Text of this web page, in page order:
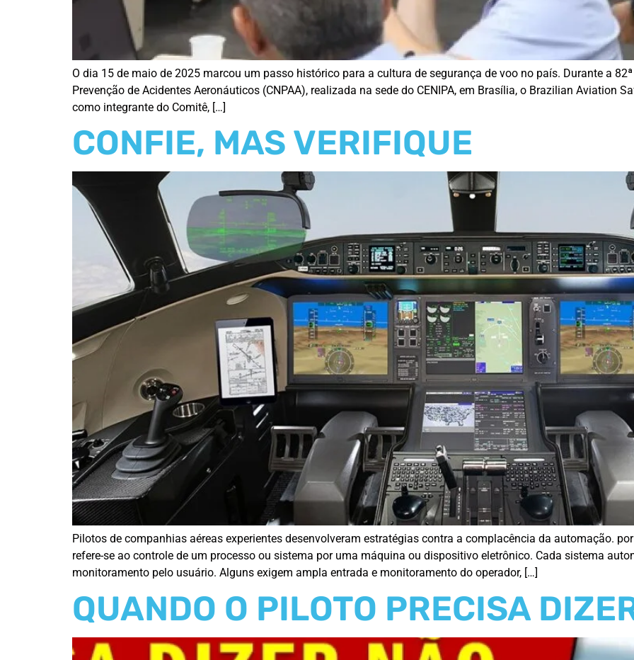
O dia 15 de maio de 2025 marcou um passo histórico para a cultura de segurança de voo no país. Durante a
Prevenção de Acidentes Aeronáuticos (CNPAA), realizada na sede do CENIPA, em Brasília, o Brazilian Aviation
como integrante do Comitê, […]
CONFIE, MAS VERIFIQUE
Pilotos de companhias aéreas experientes desenvolveram estratégias contra a complacência da automação.
refere-se ao controle de um processo ou sistema por uma máquina ou dispositivo eletrônico. Cada sistema
monitoramento pelo usuário. Alguns exigem ampla entrada e monitoramento do operador, […]
QUANDO O PILOTO PRECISA